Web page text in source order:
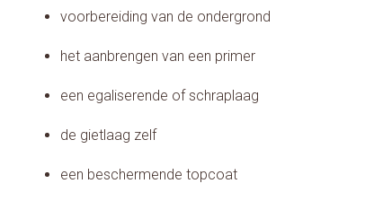
voorbereiding van de ondergrond
het aanbrengen van een primer
een egaliserende of schraplaag
de gietlaag zelf
een beschermende topcoat